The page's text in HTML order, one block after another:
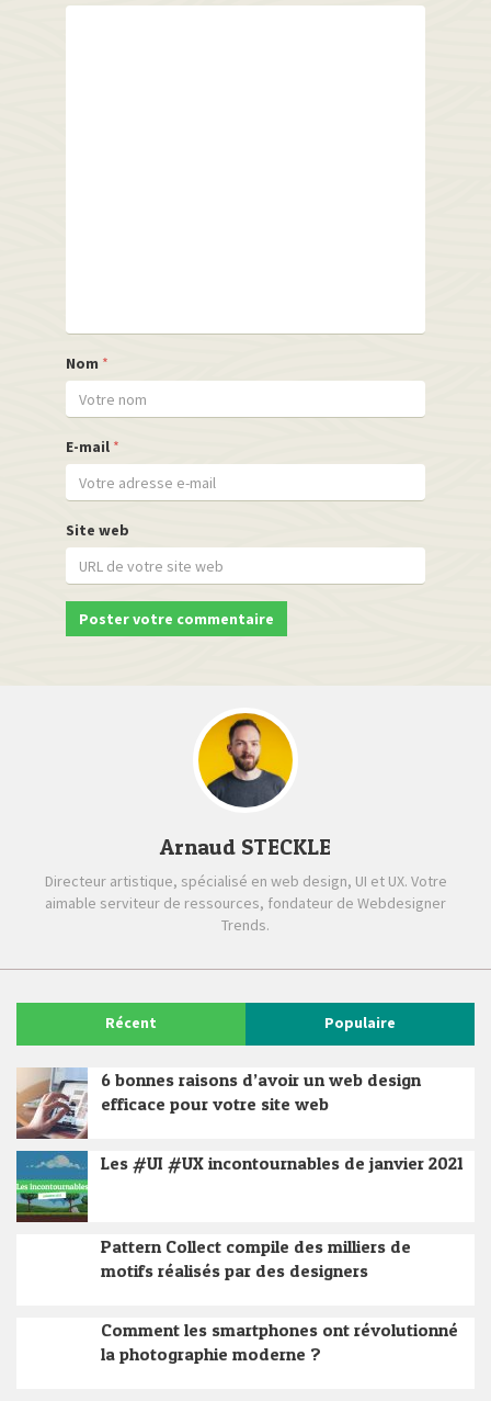
Nom *
E-mail *
Site web
Arnaud STECKLE
Directeur artistique, spécialisé en web design, UI et UX. Votre
aimable serviteur de ressources, fondateur de Webdesigner
Trends.
Récent Populaire
6 bonnes raisons d’avoir un web design
efficace pour votre site web
Les #UI #UX incontournables de janvier 2021
Pattern Collect compile des milliers de
motifs réalisés par des designers
Comment les smartphones ont révolutionné
la photographie moderne ?